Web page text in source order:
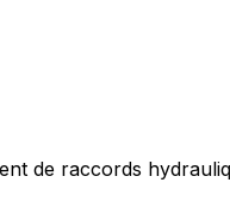
de raccords